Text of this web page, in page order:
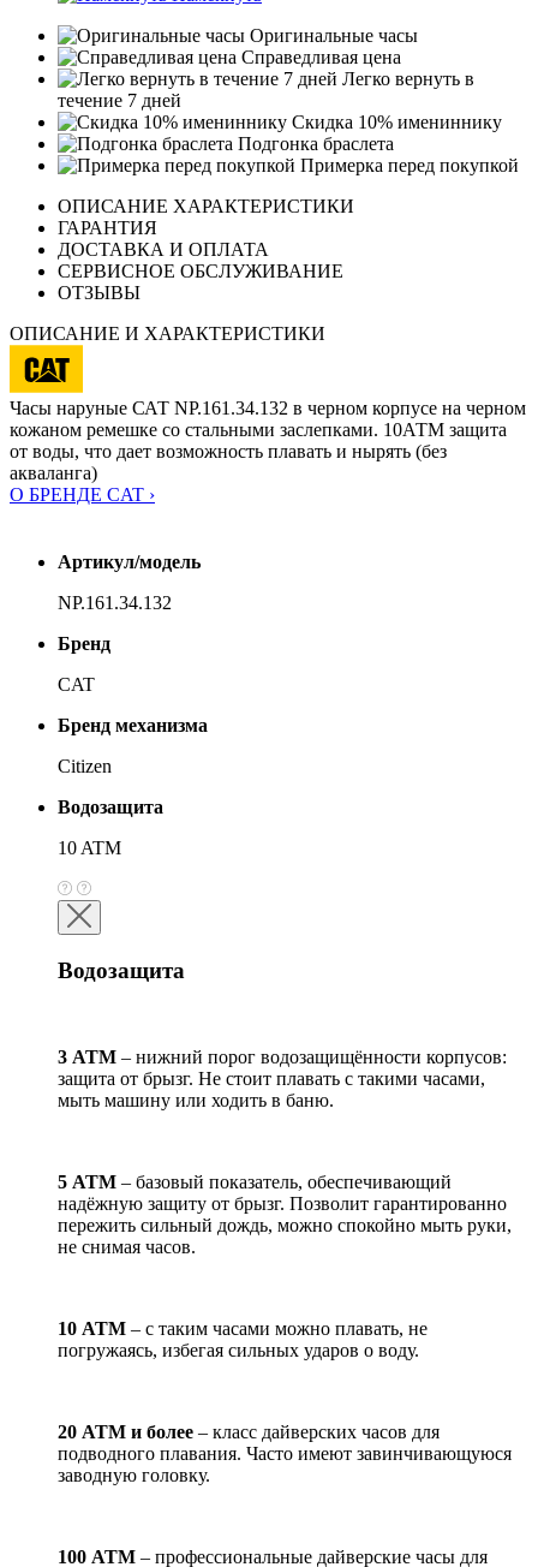
Оригинальные часы
Справедливая цена
Легко вернуть в
течение 7 дней
Скидка 10% имениннику
Подгонка браслета
Примерка перед покупкой
ОПИСАНИЕ ХАРАКТЕРИСТИКИ
ГАРАНТИЯ
ДОСТАВКА И ОПЛАТА
СЕРВИСНОЕ ОБСЛУЖИВАНИЕ
ОТЗЫВЫ
ОПИСАНИЕ И ХАРАКТЕРИСТИКИ
Часы наруные САТ NP.161.34.132 в черном корпусе на черном
кожаном ремешке со стальными заслепками. 10АТМ защита
от воды, что дает возможность плавать и нырять (без
акваланга)
О БРЕНДЕ CAT ›
Артикул/модель
NP.161.34.132
Бренд
CAT
Бренд механизма
Citizen
Водозащита
10 ATM
Водозащита
3 АТМ – нижний порог водозащищённости корпусов:
защита от брызг. Не стоит плавать с такими часами,
мыть машину или ходить в баню.
5 АТМ – базовый показатель, обеспечивающий
надёжную защиту от брызг. Позволит гарантированно
пережить сильный дождь, можно спокойно мыть руки,
не снимая часов.
10 АТМ – с таким часами можно плавать, не
погружаясь, избегая сильных ударов о воду.
20 АТМ и более – класс дайверских часов для
подводного плавания. Часто имеют завинчивающуюся
заводную головку.
100 АТМ – профессиональные дайверские часы для